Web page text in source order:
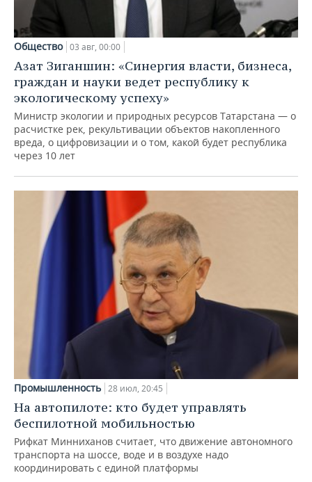
Общество 03 авг, 00:00
Азат Зиганшин: «Синергия власти, бизнеса,
граждан и науки ведет республику к
экологическому успеху»
Министр экологии и природных ресурсов Татарстана — о
расчистке рек, рекультивации объектов накопленного
вреда, о цифровизации и о том, какой будет республика
через 10 лет
Промышленность 28 июл, 20:45
На автопилоте: кто будет управлять
беспилотной мобильностью
Рифкат Минниханов считает, что движение автономного
транспорта на шоссе, воде и в воздухе надо
координировать с единой платформы